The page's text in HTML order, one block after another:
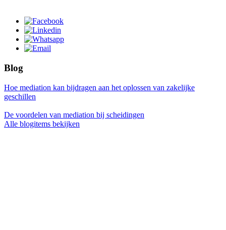
Blog
Hoe mediation kan bijdragen aan het oplossen van zakelijke
geschillen
De voordelen van mediation bij scheidingen
Alle blogitems bekijken